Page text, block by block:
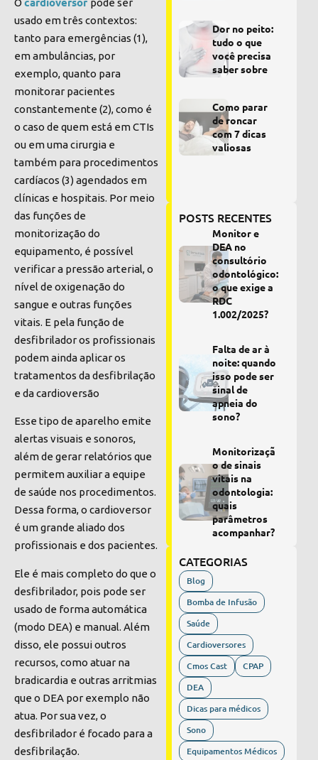
usado em três contextos:
tanto para emergências (1),
em ambulâncias, por
exemplo, quanto para
monitorar pacientes
constantemente (2), como é
o caso de quem está em CTIs
ou em uma cirurgia e
também para procedimentos
cardíacos (3) agendados em
clínicas e hospitais. Por meio
das funções de
monitorização do
equipamento, é possível
verificar a pressão arterial, o
nível de oxigenação do
sangue e outras funções
vitais. E pela função de
desfibrilador os profissionais
podem ainda aplicar os
tratamentos da desfibrilação
e da cardioversão
Esse tipo de aparelho emite
alertas visuais e sonoros,
além de gerar relatórios que
permitem auxiliar a equipe
de saúde nos procedimentos.
Dessa forma, o cardioversor
é um grande aliado dos
profissionais e dos pacientes.
Ele é mais completo do que o
desfibrilador, pois pode ser
usado de forma automática
(modo DEA) e manual. Além
disso, ele possui outros
recursos, como atuar na
bradicardia e outras arritmias
que o DEA por exemplo não
atua. Por sua vez, o
desfibrilador é focado para a
desfibrilação.
Dor no peito:
tudo o que
você precisa
saber sobre
Como parar
de roncar
com 7 dicas
valiosas
POSTS RECENTES
Monitor e
DEA no
consultório
odontológico:
o que exige a
RDC
1.002/2025?
Falta de ar à
noite: quando
isso pode ser
sinal de
apneia do
sono?
Monitorizaçã
o de sinais
vitais na
odontologia:
quais
parâmetros
acompanhar?
CATEGORIAS
Blog
Bomba de Infusão
Saúde
Cardioversores
Cmos Cast
CPAP
DEA
Dicas para médicos
Sono
Equipamentos Médicos